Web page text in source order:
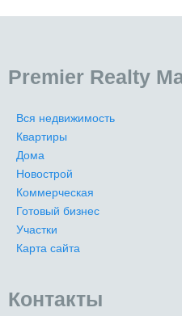
Premier Realty
Вся недвижимость
Квартиры
Дома
Новострой
Коммерческая
Готовый бизнес
Участки
Карта сайта
Контакты